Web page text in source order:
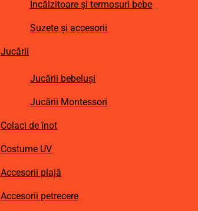
Încălzitoare și termosuri bebe
Suzete și accesorii
Jucării
Jucării bebeluși
Jucării Montessori
Colaci de înot
Costume UV
Accesorii plajă
Accesorii petrecere